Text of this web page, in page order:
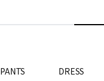
PANTS DRESS